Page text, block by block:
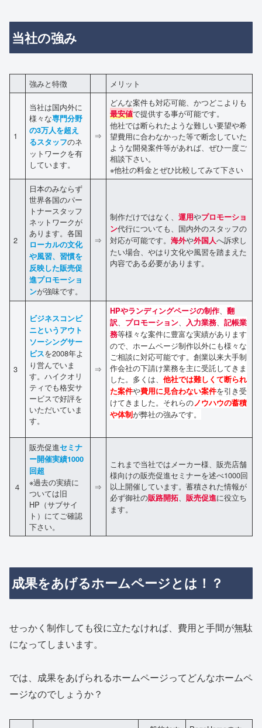
当社の強み
強みと特徴 メリット
1
当社は国内外に
様々な専門分野
の3万人を超え
るスタッフのネ
ットワークを有
しています。
⇒
どんな案件も対応可能、かつどこよりも
最安値で提供する事が可能です。
他社では断られたような難しい要望や希
望費用に合わなかった等で断念していた
ような開発案件等があれば、ぜひ一度ご
相談下さい。
※他社の料金とぜひ比較してみて下さい
2
日本のみならず
世界各国のパー
トナースタッフ
ネットワークが
あります。各国
ローカルの文化
や風習、習慣を
反映した販売促
進プロモーショ
ンが強味です。
⇒
制作だけではなく、運用やプロモーショ
ン代行についても、国内外のスタッフの
対応が可能です。海外や外国人へ訴求し
たい場合、やはり文化や風習を踏まえた
内容である必要があります。
3
ビジネスコンビ
ニというアウト
ソーシングサー
ビスを2008年よ
り営んでいま
す。ハイクオリ
ティでも格安サ
ービスで好評を
いただいていま
す。
⇒
HPやランディングページの制作、翻
訳、 プロモーション、 入力業務、記帳業
務等様々な案件に豊富な実績があります
ので、ホームページ制作以外にも様々な
ご相談に対応可能です。創業以来大手制
作会社の下請け業務を主に受託してきま
した。多くは、他社では難しくて断られ
た案件や費用に見合わない案件を引き受
けてきました。それらのノウハウの蓄積
や体制が弊社の強みです。
４
販売促進セミナ
ー開催実績1000
回超
※過去の実績に
ついては旧
HP（サブサイ
ト）にてご確認
下さい。
⇒
これまで当社ではメーカー様、販売店舗
様向けの販売促進セミナーを述べ1000回
以上開催しています。蓄積された情報が
必ず御社の販路開拓、販売促進に役立ち
ます。
成果をあげるホームページとは！？
せっかく制作しても役に立たなければ、費用と手間が無駄
になってしまいます。
では、成果をあげられるホームページってどんなホームペ
ージなのでしょうか？